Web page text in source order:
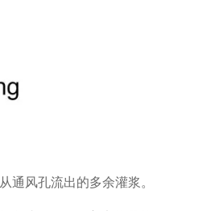
通风孔流出的多余灌浆。